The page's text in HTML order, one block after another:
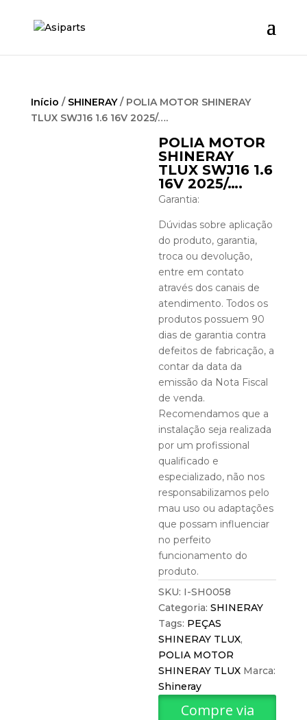
Início / SHINERAY/ POLIA MOTOR SHINERAY
TLUX SWJ16 1.6 16V 2025/….
POLIA MOTOR
SHINERAY
TLUX SWJ16 1.6
16V 2025/….
Garantia:
Dúvidas sobre aplicação
do produto, garantia,
troca ou devolução,
entre em contato
através dos canais de
atendimento. Todos os
produtos possuem 90
dias de garantia contra
defeitos de fabricação, a
contar da data da
emissão da Nota Fiscal
de venda.
Recomendamos que a
instalação seja realizada
por um profissional
qualificado e
especializado, não nos
responsabilizamos pelo
mau uso ou adaptações
que possam influenciar
no perfeito
funcionamento do
produto.
SKU: I-SH0058
Categoria:SHINERAY
Tags: PEÇAS
SHINERAY TLUX,
POLIA MOTOR
SHINERAY TLUX Marca:
Shineray
Compre via